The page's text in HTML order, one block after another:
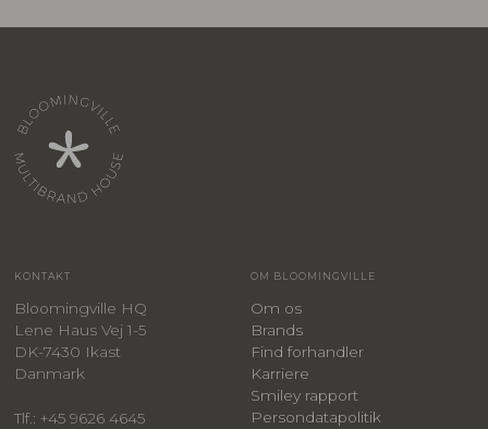
KONTAKT
Bloomingville HQ
Lene Haus Vej 1-5
DK-7430 Ikast
Danmark
Tlf.: +45 9626 4645
OM BLOOMINGVILLE
Om os
Brands
Find forhandler
Karriere
Smiley rapport
Persondatapolitik